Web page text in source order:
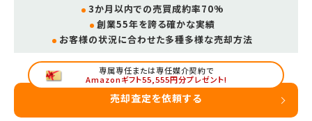
3か月以内での売買成約率70%
創業55年を誇る確かな実績
お客様の状況に合わせた多種多様な売却方法
専属専任または専任媒介契約で
Amazonギフト55,555円分プレゼント!
売却査定を依頼する